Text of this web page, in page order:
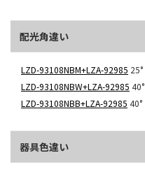
配光角違い
LZD-93108NBM+LZA-92985 25°
LZD-93108NBW+LZA-92985 40°
LZD-93108NBB+LZA-92985 40°
器具色違い